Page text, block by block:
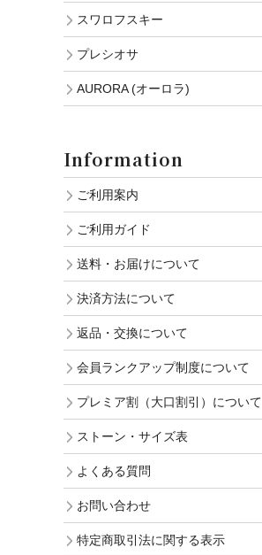
スワロフスキー
プレシオサ
AURORA (オーロラ)
Information
ご利用案内
ご利用ガイド
送料・お届けについて
決済方法について
返品・交換について
会員ランクアップ制度について
プレミア割（大口割引）について
ストーン・サイズ表
よくある質問
お問い合わせ
特定商取引法に関する表示